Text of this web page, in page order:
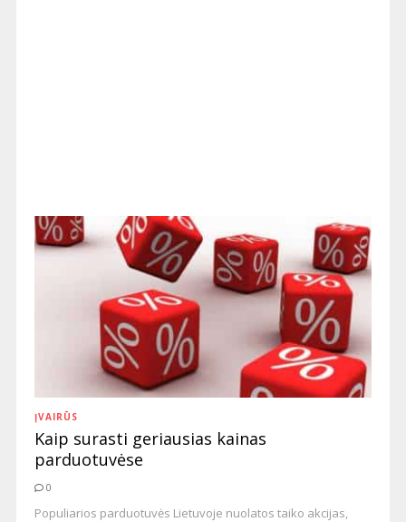
ĮVAIRŪS
Kaip surasti geriausias kainas
parduotuvėse
0
Populiarios parduotuvės Lietuvoje nuolatos taiko akcijas,